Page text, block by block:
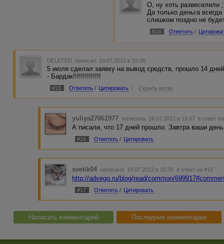
О, ну хоть развеселили
Да только деньга
слишком поздно не
#14 Ответить /
DELETED написал 19.07.2012 в 15:05
5 июля сделал заявку на вывод средств, прошло 14
- Бардак!!!!!!!!!!!!!!
#15 Ответить / Цитировать / Скрыть ветку
yuliya27061977 написала 19.07.2012 в 15:07 в ответ
А писали, что 17 дней прошло. Завтра ваши
#16 Ответить / Цитировать
svetik04 написала 19.07.2012 в 15:35 в ответ на #15
http://advego.ru/blog/read/common/
#17 Ответить / Цитировать
Написать комментарий Последние комментарии